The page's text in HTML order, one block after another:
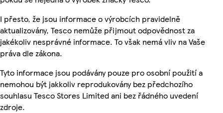
I přesto, že jsou informace o výrobcích pravidelně
aktualizovány, Tesco nemůže přijmout odpovědnost za
jakékoliv nesprávné informace. To však nemá vliv na Vaše
práva dle zákona.
Tyto informace jsou podávány pouze pro osobní použití a
nemohou být jakkoliv reprodukovány bez předchozího
souhlasu Tesco Stores Limited ani bez řádného uvedení
zdroje.